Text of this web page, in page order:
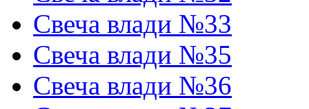
Свеча влади №33
Свеча влади №35
Свеча влади №36